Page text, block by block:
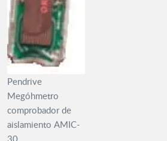
Pendrive
Megóhmetro
comprobador de
aislamiento AMIC-
30